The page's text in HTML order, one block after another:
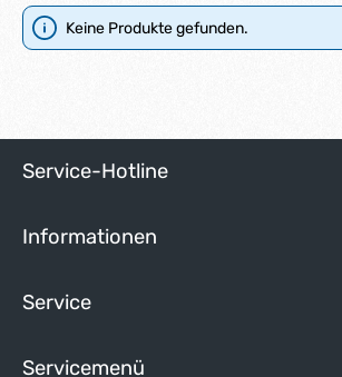
Keine Produkte gefunden.
Service-Hotline
Informationen
Service
Servicemenü